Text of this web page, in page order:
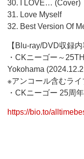
30. I LOVE… (Cover)
31. Love Myself
32. Best Version Of
【Blu-ray/DVD収録
・CKニーゴー～
Yokohama
※アンコール含むラ
・CKニーゴー 25周
https://bio.to/